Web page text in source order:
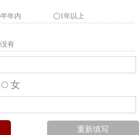
半年内
1年以上
没有
女